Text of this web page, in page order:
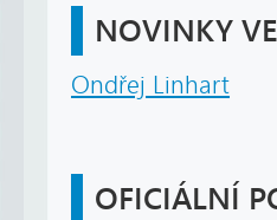
NOVINKY
Ondřej Linhart
OFICIÁLNÍ